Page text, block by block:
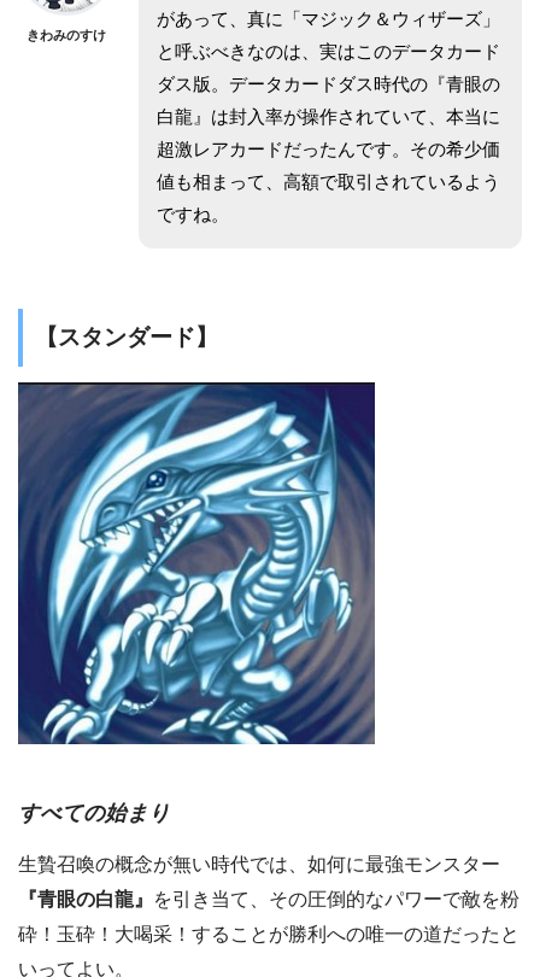
きわみのすけ
があって、真に「マジック＆ウィザーズ」
と呼ぶべきなのは、実はこのデータカード
ダス版。データカードダス時代の『青眼の
白龍』は封入率が操作されていて、本当に
超激レアカードだったんです。その希少価
値も相まって、高額で取引されているよう
ですね。
【スタンダード】
すべての始まり
生贄召喚の概念が無い時代では、如何に最強モンスター
『青眼の白龍』
を引き当て、その圧倒的なパワーで敵を粉
砕！玉砕！大喝采！することが勝利への唯一の道だったと
いってよい。